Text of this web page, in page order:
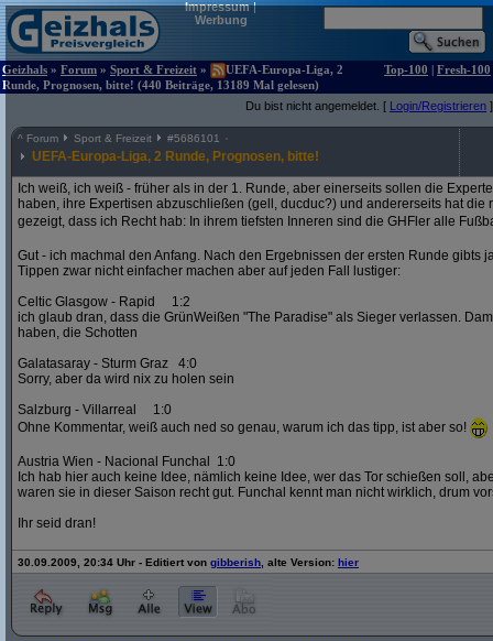
Impressum|
Werbung
Geizhals » Forum » Sport & Freizeit »
UEFA-Europa-Liga, 2
Runde, Prognosen, bitte! (440 Beiträge, 13189 Mal gelesen)
Top-100 | Fresh-100
Du bist nicht angemeldet. [ Login/Registrieren ]
^ Forum Sport & Freizeit #5686101
UEFA-Europa-Liga, 2 Runde, Prognosen, bitte!
Ich weiß, ich weiß - früher als in der 1. Runde, aber einerseits sollen die
haben, ihre Expertisen abzuschließen (gell, ducduc?) und andererseits hat die
gezeigt, dass ich Recht hab: In ihrem tiefsten Inneren sind die GHFler alle
Gut - ich machmal den Anfang. Nach den Ergebnissen der ersten Runde gibts
Tippen zwar nicht einfacher machen aber auf jeden Fall lustiger:
Celtic Glasgow - Rapid 1:2
ich glaub dran, dass die GrünWeißen "The Paradise" als Sieger verlassen.
haben, die Schotten
Galatasaray - Sturm Graz 4:0
Sorry, aber da wird nix zu holen sein
Salzburg - Villarreal 1:0
Ohne Kommentar, weiß auch ned so genau, warum ich das tipp, ist aber so!
Austria Wien - Nacional Funchal 1:0
Ich hab hier auch keine Idee, nämlich keine Idee, wer das Tor schießen soll,
waren sie in dieser Saison recht gut. Funchal kennt man nicht wirklich, drum
Ihr seid dran!
30.09.2009, 20:34 Uhr - Editiert von gibberish , alte Version: hier